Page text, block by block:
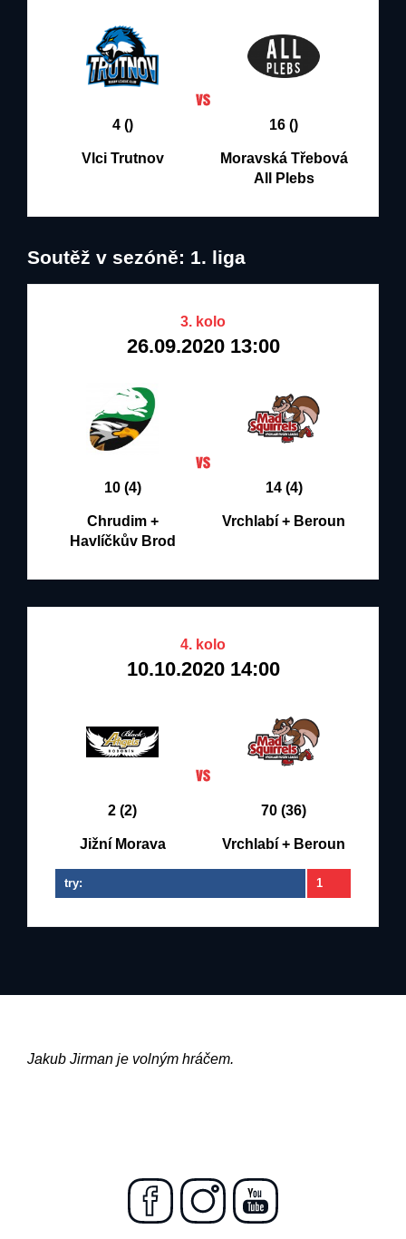
4 ()
Vlci Trutnov
16 ()
Moravská Třebová
All Plebs
Soutěž v sezóně: 1. liga
3. kolo
26.09.2020 13:00
10 (4)
Chrudim +
Havlíčkův Brod
14 (4)
Vrchlabí + Beroun
4. kolo
10.10.2020 14:00
2 (2)
Jižní Morava
70 (36)
Vrchlabí + Beroun
try: 1
Jakub Jirman je volným hráčem.